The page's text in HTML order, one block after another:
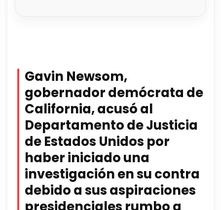
Gavin Newsom,
gobernador demócrata de
California, acusó al
Departamento de Justicia
de Estados Unidos por
haber iniciado una
investigación en su contra
debido a sus aspiraciones